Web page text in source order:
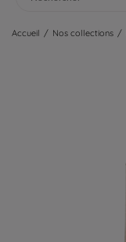
Accueil / Nos collections /